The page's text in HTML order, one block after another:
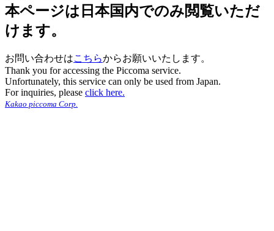
本ページは日本国内でのみ閲覧いただ
けます。
お問い合わせはこちらからお願いいたします。
Thank you for accessing the Piccoma service.
Unfortunately, this service can only be used from Japan.
For inquiries, please click here.
Kakao piccoma Corp.